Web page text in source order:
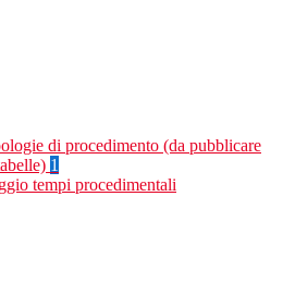
di procedimento (da pubblicare
1
tempi procedimentali